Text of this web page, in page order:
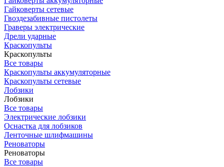
Гайковерты сетевые
Гвоздезабивные пистолеты
Граверы электрические
Дрели ударные
Краскопульты
Краскопульты
Все товары
Краскопульты аккумуляторные
Краскопульты сетевые
Лобзики
Лобзики
Все товары
Электрические лобзики
Оснастка для лобзиков
Ленточные шлифмашины
Реноваторы
Реноваторы
Все товары